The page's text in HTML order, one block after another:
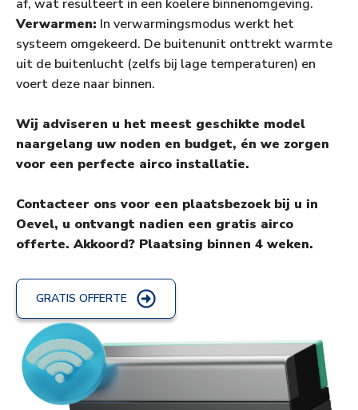
af, wat resulteert in een koelere binnenomgeving.
Verwarmen: In verwarmingsmodus werkt het
systeem omgekeerd. De buitenunit onttrekt warmte
uit de buitenlucht (zelfs bij lage temperaturen) en
voert deze naar binnen.
Wij adviseren u het meest geschikte model
naargelang uw noden en budget, én we zorgen
voor een perfecte airco installatie.
Contacteer ons voor een plaatsbezoek bij u in
Oevel, u ontvangt nadien een gratis airco
offerte. Akkoord? Plaatsing binnen 4 weken.
GRATIS OFFERTE